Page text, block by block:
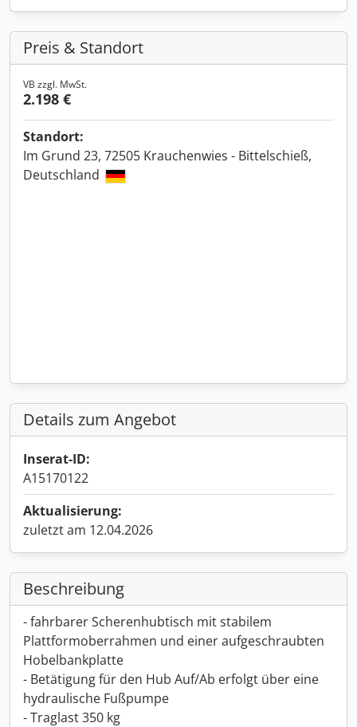
Preis & Standort
VB zzgl. MwSt.
2.198 €
Standort:
Im Grund 23, 72505 Krauchenwies - Bittelschieß,
Deutschland
Details zum Angebot
Inserat-ID:
A15170122
Aktualisierung:
zuletzt am 12.04.2026
Beschreibung
- fahrbarer Scherenhubtisch mit stabilem
Plattformoberrahmen und einer aufgeschraubten
Hobelbankplatte
- Betätigung für den Hub Auf/Ab erfolgt über eine
hydraulische Fußpumpe
- Traglast 350 kg